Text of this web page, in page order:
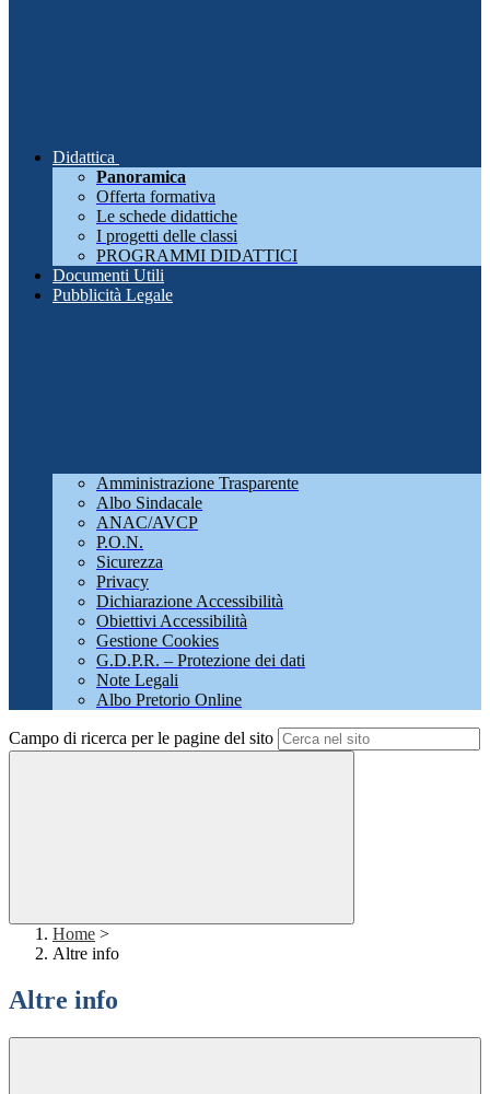
Didattica
Panoramica
Offerta formativa
Le schede didattiche
I progetti delle classi
PROGRAMMI DIDATTICI
Documenti Utili
Pubblicità Legale
Amministrazione Trasparente
Albo Sindacale
ANAC/AVCP
P.O.N.
Sicurezza
Privacy
Dichiarazione Accessibilità
Obiettivi Accessibilità
Gestione Cookies
G.D.P.R. – Protezione dei dati
Note Legali
Albo Pretorio Online
Campo di ricerca per le pagine del sito
Home >
Altre info
Altre info